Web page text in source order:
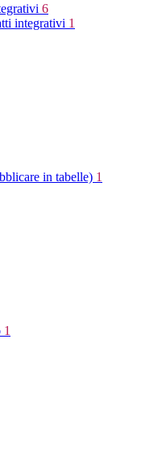
6
integrativi 1
in tabelle) 1
1